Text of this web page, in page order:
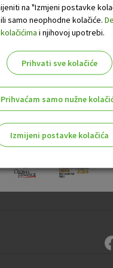
OTP banke
na "Izmjeni postavke
samo neophodne kolačiće.
i njihovoj upotrebi.
Prihvati sve kolačiće
Prihvaćam samo nužne
Izmijeni postavke kolačića